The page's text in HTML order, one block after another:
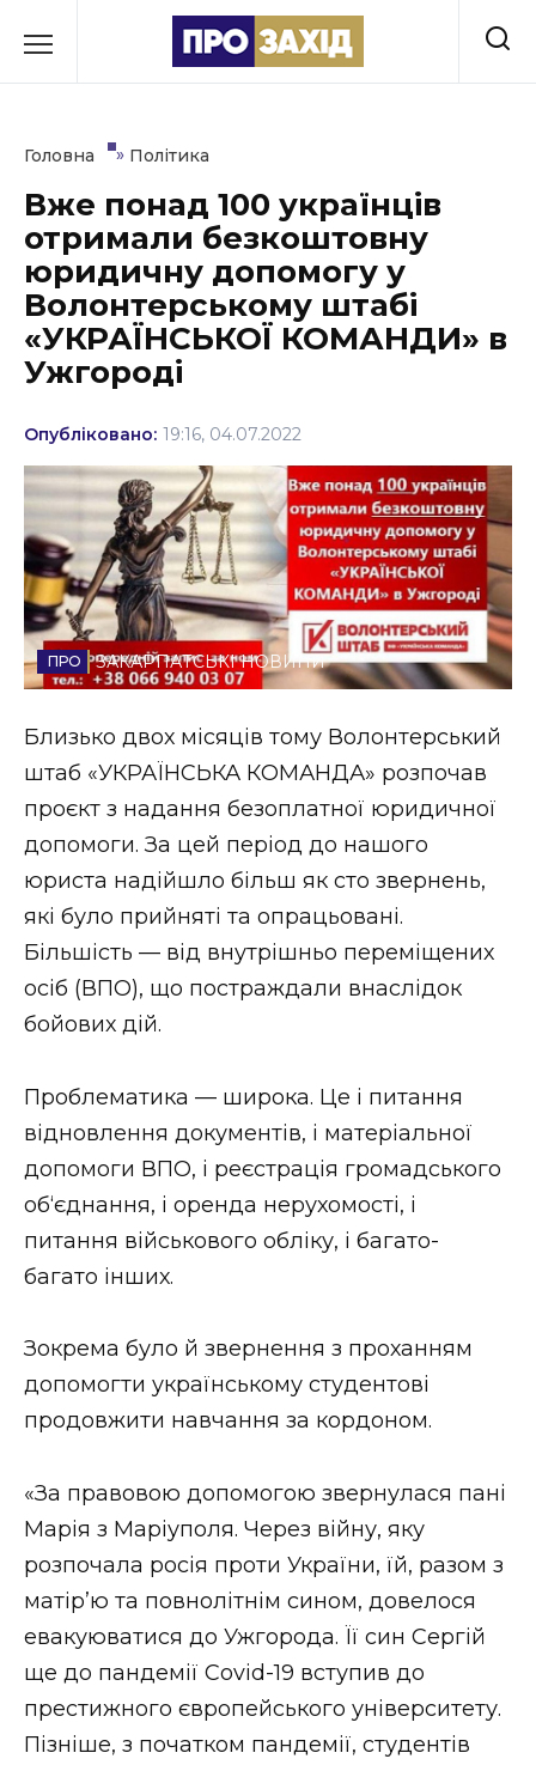
до
Культура
Освіта
Події
Спорт
Стиль життя
Втрачений Ужгород
Втрачений Ужгород (відеоверсія)
ЗАКАРПАТСЬКІ НОВИНИ
НОВИНИ ЗАХІДНОЇ УКРАЇНИ
ФОТО
ВІДЕО
Головна » Політика
Вже понад 100 українців
отримали безкоштовну
юридичну допомогу у
Волонтерському штабі
«УКРАЇНСЬКОЇ КОМАНДИ» в
Ужгороді
Опубліковано: 19:16, 04.07.2022
ЗАКАРПАТСЬКІ НОВИНИ
Близько двох місяців тому Волонтерський
штаб «УКРАЇНСЬКА КОМАНДА» розпочав
проєкт з надання безоплатної юридичної
допомоги. За цей період до нашого
юриста надійшло більш як сто звернень,
які було прийняті та опрацьовані.
Більшість — від внутрішньо переміщених
осіб (ВПО), що постраждали внаслідок
бойових дій.
Проблематика — широка. Це і питання
відновлення документів, і матеріальної
допомоги ВПО, і реєстрація громадського
об‘єднання, і оренда нерухомості, і
питання військового обліку, і багато-
багато інших.
Зокрема було й звернення з проханням
допомогти українському студентові
продовжити навчання за кордоном.
«За правовою допомогою звернулася пані
Марія з Маріуполя. Через війну, яку
розпочала росія проти України, їй, разом з
матір’ю та повнолітнім сином, довелося
евакуюватися до Ужгорода. Її син Сергій
ще до пандемії Covid-19 вступив до
престижного європейського університету.
Пізніше, з початком пандемії, студентів